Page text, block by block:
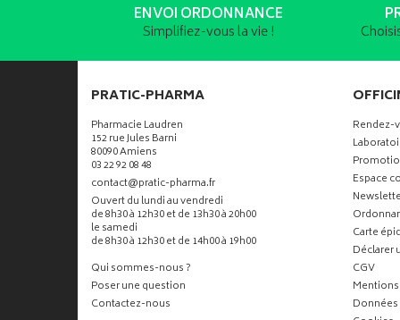
ENVOI ORDONNANCE
Simplifiez-vous la vie !
PRATIC-PHARMA
Pharmacie Laudren
152 rue Jules Barni
80090 Amiens
03 22 92 08 48
contact-
@-
pratic-pharma.fr
Ouvert du lundi au vendredi
de 8h30 à 12h30 et de 13h30 à 20h00
le samedi
de 8h30 à 12h30 et de 14h00 à 19h00
Qui sommes-nous ?
Poser une question
Contactez-nous
Rendez-
Espace
Carte
Déclarer
CGV